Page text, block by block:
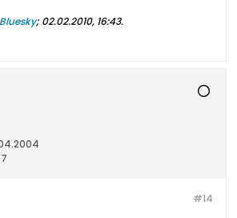
Bluesky; 02.02.2010, 16:43.
#14